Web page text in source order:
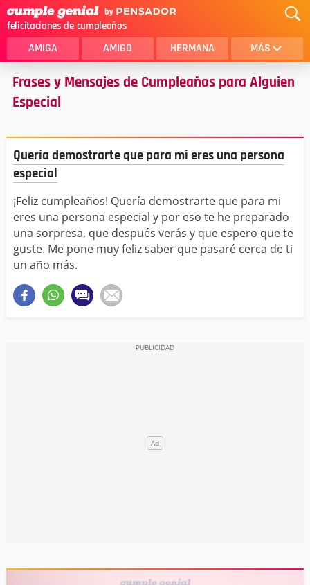
felicitaciones de cumpleaños
AMIGA AMIGO HERMANA MÁS
MAMA
AMOR
CRISTIANOS
SOBRINA
HIJA
HERMANO
HIJO
NOVIA
PAPA
HOMBRE
TIA
CUÑADA
TODAS LAS CATEGORÍAS
Frases y Mensajes de Cumpleaños para Alguien
Especial
Quería demostrarte que para mi eres una persona
especial
¡Feliz cumpleaños! Quería demostrarte que para mi
eres una persona especial y por eso te he preparado
una sorpresa, que después verás y que espero que te
guste. Me pone muy feliz saber que pasaré cerca de ti
un año más.